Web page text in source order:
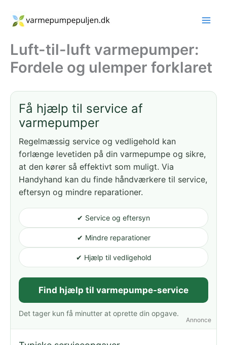
indholdet
Luft-til-luft varmepumper:
Fordele og ulemper forklaret
Annonce
Få hjælp til service af
varmepumper
Regelmæssig service og vedligehold kan
forlænge levetiden på din varmepumpe og sikre,
at den kører så effektivt som muligt. Via
Handyhand kan du finde håndværkere til service,
eftersyn og mindre reparationer.
✔ Service og eftersyn
✔ Mindre reparationer
✔ Hjælp til vedligehold
Find hjælp til varmepumpe-service
Det tager kun få minutter at oprette din opgave.